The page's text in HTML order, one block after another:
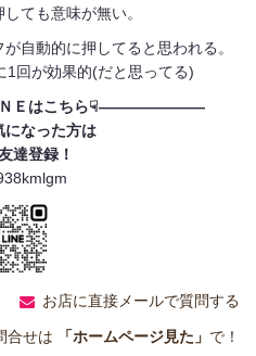
ても意味が無い。
自動的に押してると思われる。
1回が効果的(だと思ってる)
Ｅはこちら☟———————
になった方は
達登録！
お店に直接メールで質問する
合せは
「ホームページ見た」 で！